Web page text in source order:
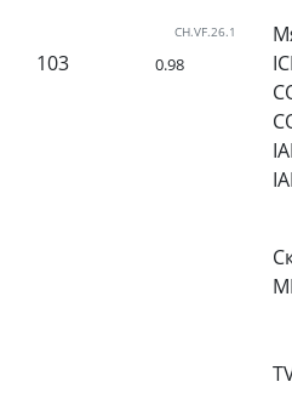
CH.VF.26.1
103 0.98